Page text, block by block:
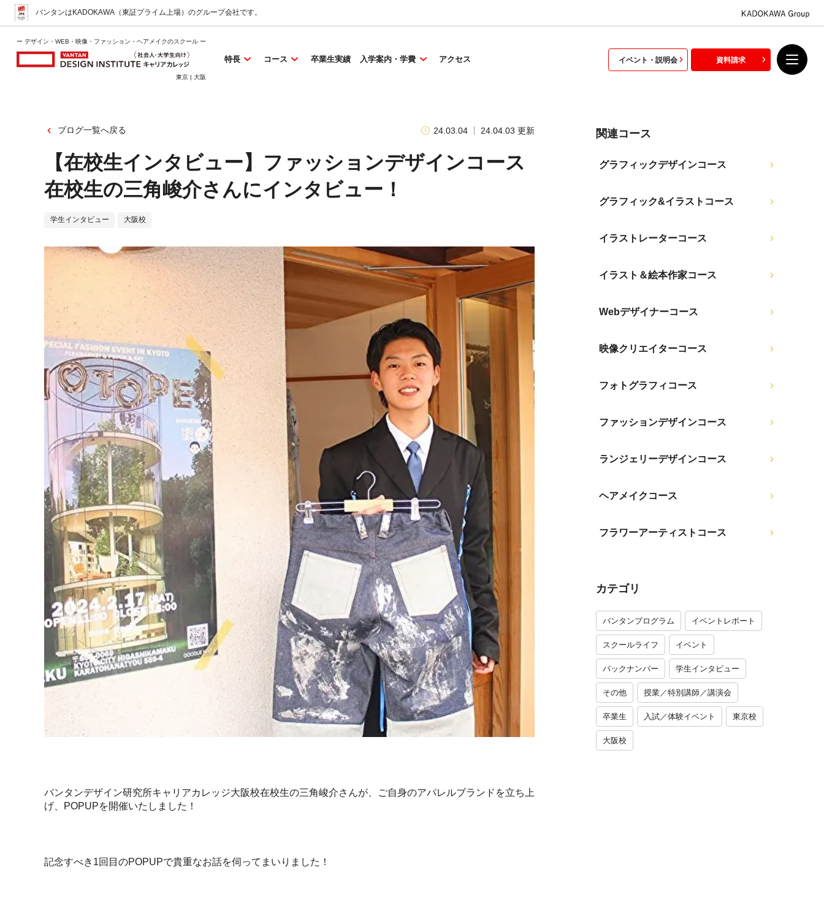
バンタンはKADOKAWA（東証プライム上場） のグループ会社です。
ー デザイン・WEB・映像・ファッション・ヘアメイクのスクール ー
東京 | 大阪
特長 コース 卒業生実績 入学案内・学費 アクセス イベント・説明会 資料請求
ブログ一覧へ戻る 24.03.04 24.04.03 更新
【在校生インタビュー】ファッションデザインコース
在校生の三角峻介さんにインタビュー！
学生インタビュー 大阪校
バンタンデザイン研究所キャリアカレッジ大阪校在校生の三角峻介さんが、ご自身のアパレルブランドを立ち上
げ、POPUPを開催いたしました！
記念すべき1回目のPOPUPで貴重なお話を伺ってまいりました！
関連コース
グラフィックデザインコース
グラフィック&イラストコース
イラストレーターコース
イラスト＆絵本作家コース
Webデザイナーコース
映像クリエイターコース
フォトグラフィコース
ファッションデザインコース
ランジェリーデザインコース
ヘアメイクコース
フラワーアーティストコース
カテゴリ
バンタンプログラム イベントレポート
スクールライフ イベント
バックナンバー 学生インタビュー
その他 授業／特別講師／講演会
卒業生 入試／体験イベント 東京校
大阪校